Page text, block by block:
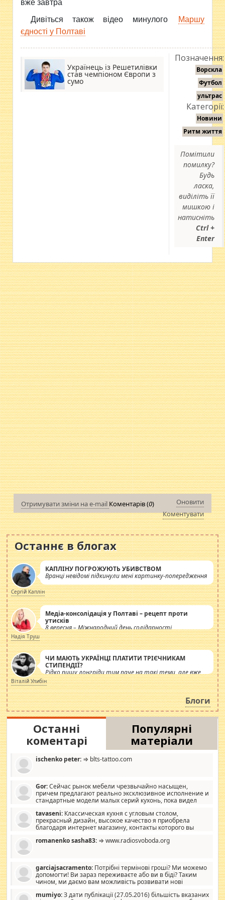
вже завтра
Дивіться також відео минулого
Маршу
єдності у Полтаві
Українець із Решетилівки
став чемпіоном Європи з
сумо
Позначення:
Ворскла
Футбол
ультрас
Категорії:
Новини
Ритм життя
Помітили
помилку?
Будь
ласка,
виділіть її
мишкою і
натисніть
Ctrl +
Enter
Отримувати зміни на e-mail Коментарів (0)
Оновити
Коментувати
Останнє в блогах
КАПЛІНУ ПОГРОЖУЮТЬ УБИВСТВОМ
Вранці невідомі підкинули мені картинку-попередження
Сергій Каплін
Медіа-консолідація у Полтаві – рецепт проти
утисків
8 вересня – Міжнародний день солідарності
журналістів.
Надія Труш
ЧИ МАЮТЬ УКРАЇНЦІ ПЛАТИТИ ТРІЄЧНИКАМ
СТИПЕНДІЇ?
Рідко пишу лонгріди тим паче на такі теми, але вже
просто дістало! Обурюють сьогоднішні інсенуації
навколо стипендіального питання. Штучно
роздувається ще одна соціальна катастрофа.
Віталій Улибін
Блоги
Останні
коментарі
Популярні
матеріали
ischenko peter: ⇒ blts-tattoo.com
Gor:Сейчас рынок мебели чрезвычайно насыщен,
причем предлагают реально эксклюзивное исполнение и
стандартные модели малых серий кухонь, пока видел
стандартные формы, в MebelOk, креативненько и что главное -
со вкусом все в порядке, без ненужных наворотов удорожающих
мебель, а это не последний фактор.
tavaseni: Классическая кухня с угловым столом,
прекрасный дизайн, высокое качество я приобрела
благодаря интернет магазину, контакты которого вы
romanenko sasha83: ⇒ www.radiosvoboda.org
garciajsacramento: Потрібні термінові гроші? Ми можемо
допомогти! Ви зараз переживаєте або ви в біді? Таким
чином, ми даємо вам можливість розвивати нові
допомагати людям, які намагаються дати їм шанс. Кожен
mumiyo:З дати публікації (27.05.2016) більшість вказаних